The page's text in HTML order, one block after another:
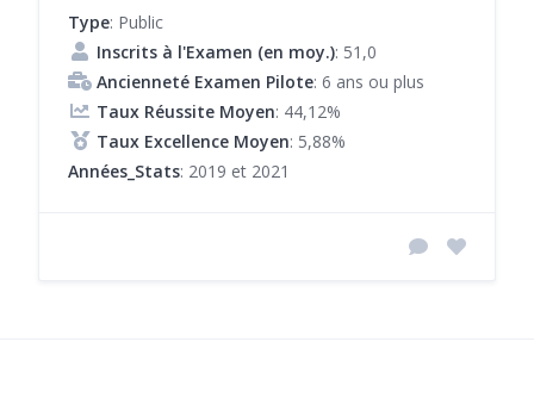
Type: Public
Inscrits à l'Examen (en moy.): 51,0
Ancienneté Examen Pilote: 6 ans ou plus
Taux Réussite Moyen: 44,12%
Taux Excellence Moyen: 5,88%
Années_Stats: 2019 et 2021